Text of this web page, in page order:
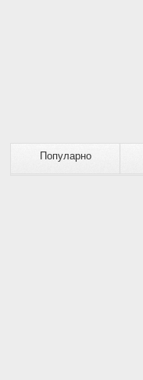
Популарно